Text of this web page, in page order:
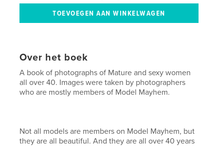
Over het boek
A book of photographs of Mature and sexy women
all over 40. Images were taken by photographers
who are mostly members of Model Mayhem.
Not all models are members on Model Mayhem, but
they are all beautiful. And they are all over 40 years